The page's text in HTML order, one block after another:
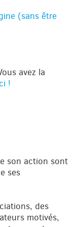
(sans être
avez la
!
son action sont
ses
des
motivés,